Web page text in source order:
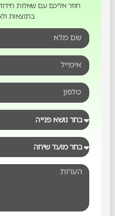
חוזר אליכם עם שאלות
בתוצאות